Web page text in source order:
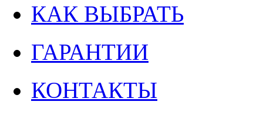
КАК ВЫБРАТЬ
ГАРАНТИИ
КОНТАКТЫ